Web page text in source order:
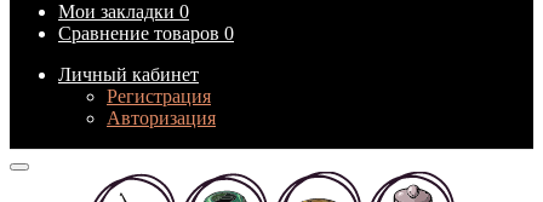
Мои закладки 0
Сравнение товаров 0
Личный кабинет
Регистрация
Авторизация